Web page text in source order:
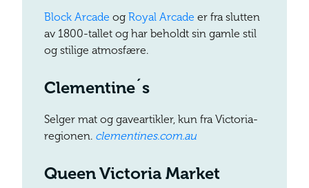
Block Arcade og Royal Arcade er fra slutten
av 1800-tallet og har beholdt sin gamle stil
og stilige atmosfære.
Clementine´s
Selger mat og gaveartikler, kun fra Victoria-
regionen. clementines.com.au
Queen Victoria Market